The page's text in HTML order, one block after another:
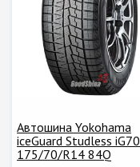
Автошина Yokohama
iceGuard Studless iG70
175/70/R14 84Q